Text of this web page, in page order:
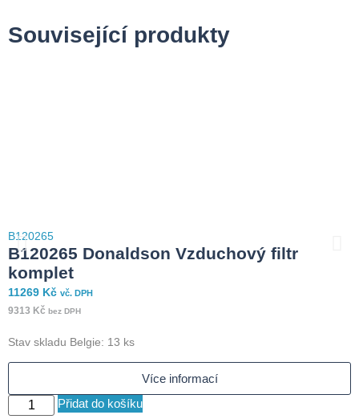
Související produkty
B120265
B120265 Donaldson Vzduchový filtr
komplet
11269 Kč vč. DPH
9313 Kč bez DPH
Stav skladu Belgie: 13 ks
Více informací
Přidat do košíku